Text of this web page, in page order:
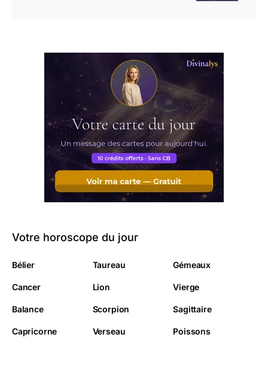
Votre horoscope du jour
Bélier Taureau Gémeaux
Cancer Lion Vierge
Balance Scorpion Sagittaire
Capricorne Verseau Poissons